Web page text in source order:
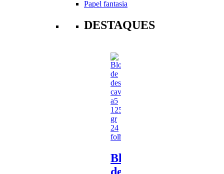
Papel fantasia
DESTAQUES
Bloco
de